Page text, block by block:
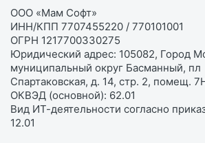
ООО «Мам Софт»
ИНН/КПП 7707455220 / 770101001
ОГРН 1217700330275
Юридический адрес: 105082, Город
муниципальный округ Басманный, пл
Спартаковская, д. 14, стр. 2, помещ.
ОКВЭД (основной): 62.01
Вид ИТ-деятельности согласно
12.01